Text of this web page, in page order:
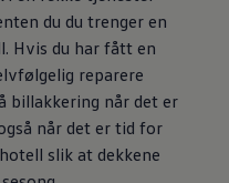
du du trenger en
Hvis du har fått en
reparere
billakkering når det er
når det er tid for
slik at dekkene